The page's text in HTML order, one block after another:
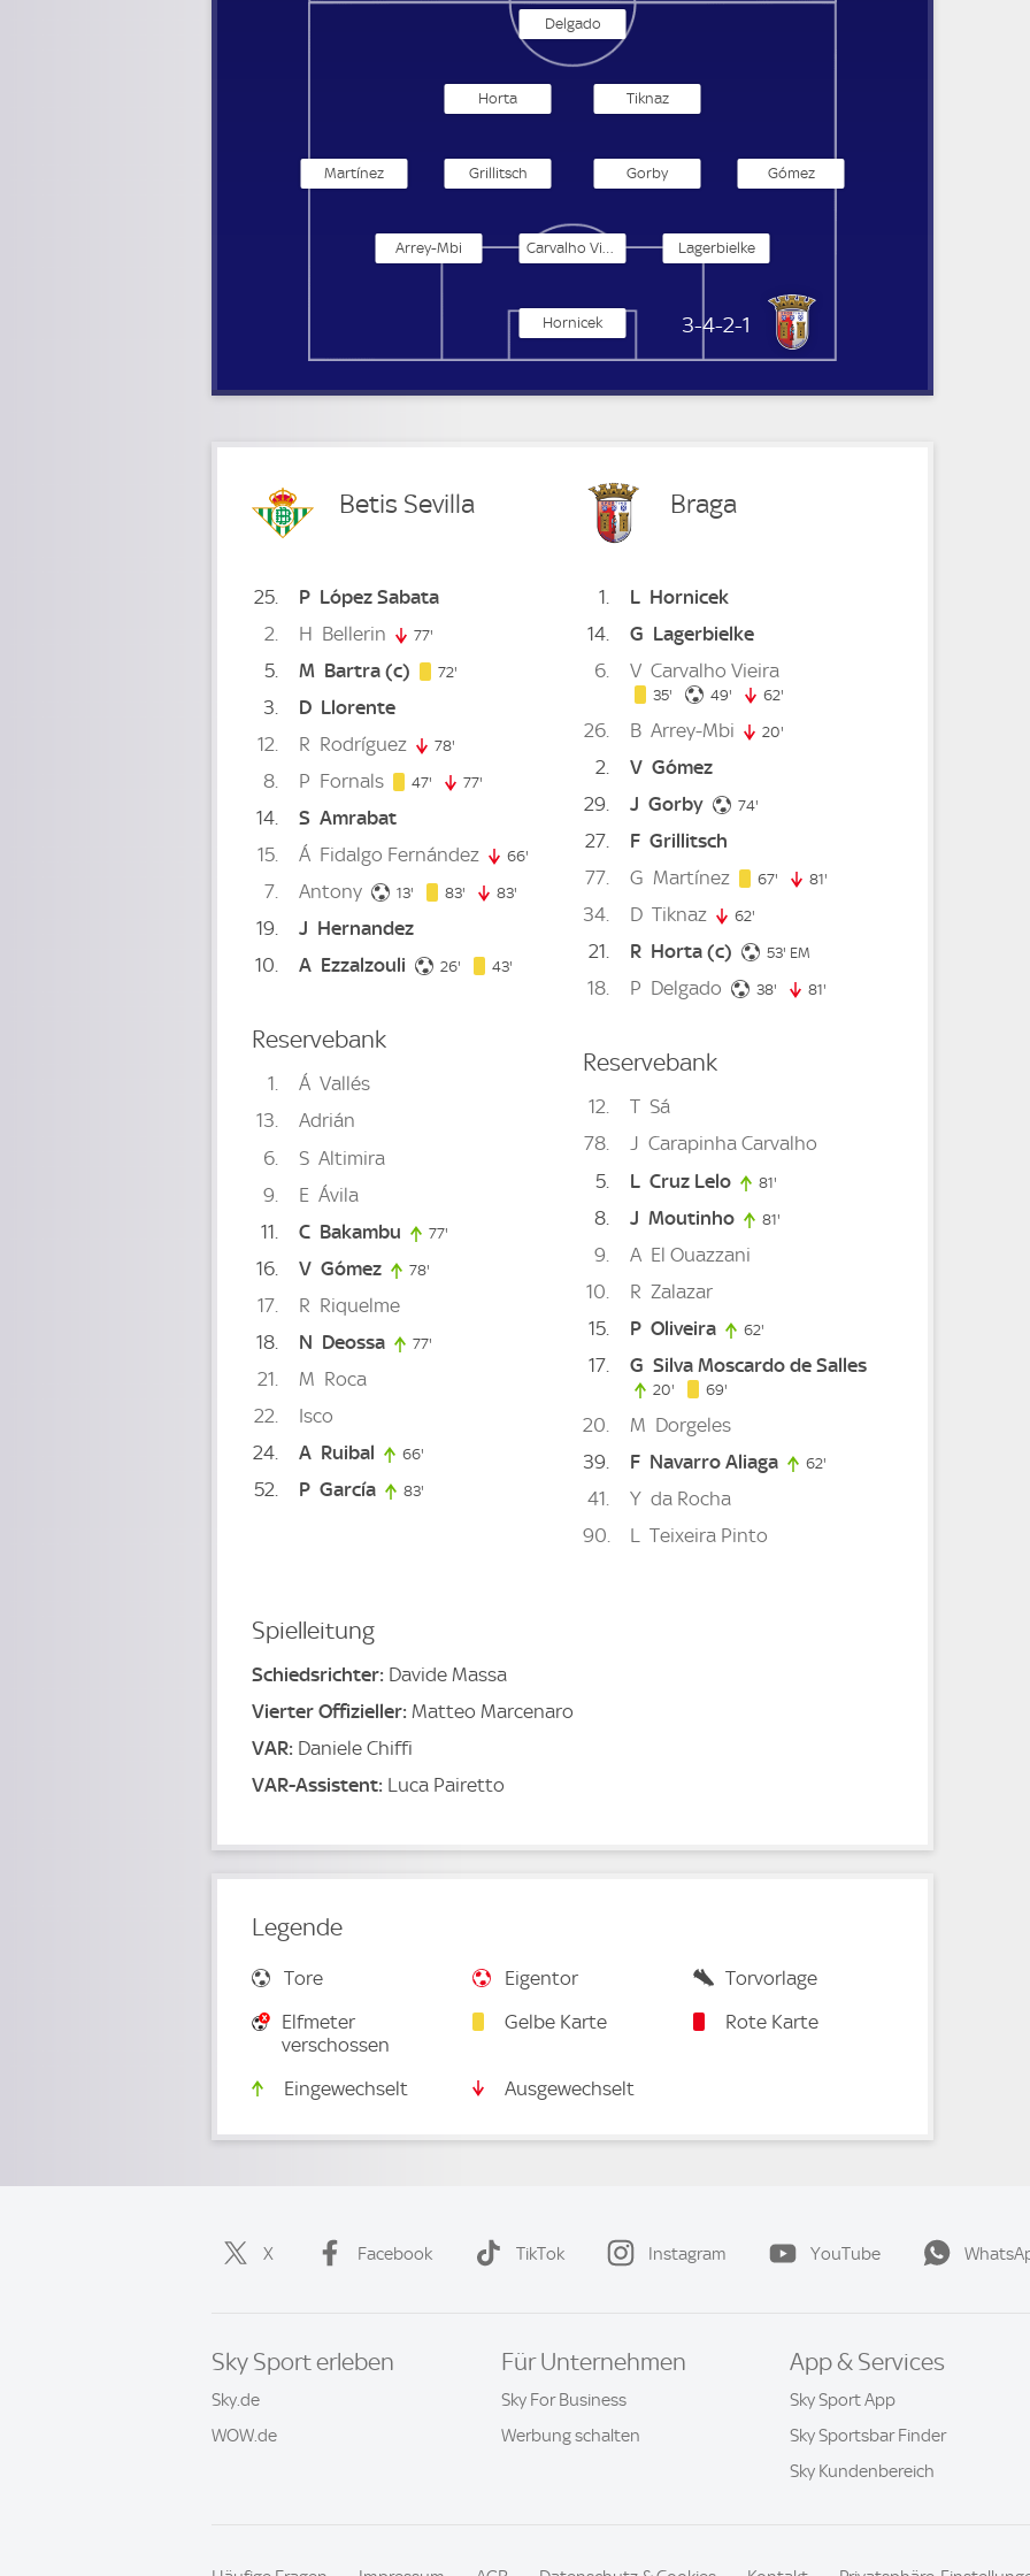
Sporting Braga
3-4-2-1
Hornicek
Lagerbielke
Carvalho Vieira
Arrey-Mbi
Gómez
Gorby
Grillitsch
Martínez
Tiknaz
Horta
Delgado
Betis Sevilla
25 P López Sabata
2
H Bellerin 77'
5 M Bartra(c) 72'
3 D Llorente
12
R Rodríguez 78'
8 P Fornals 47' 47. minute
77'
14 S Amrabat
15
Á Fidalgo Fernández 66'
7 Antony 13' 13. minute
83' 83. minute
83'
19 J Hernandez
10
A Ezzalzouli 26' 26. minute
43'
Reservebank
1 Á Vallés
13
Adrián
6
S Altimira
9
E Ávila
11
C Bakambu 77'
16 V Gómez 78'
17 R Riquelme
18
N Deossa 77'
21 M Roca
22
Isco
24
A Ruibal 66'
52 P García 83'
Braga
1 L Hornicek
14
G Lagerbielke
6
V Carvalho Vieira
35' 35. minute
49' 49. minute
62'
26 B Arrey-Mbi 20'
2 V Gómez
29
J Gorby 74'
27 F Grillitsch
77
G Martínez 67' 67. minute
81'
34 D Tiknaz 62'
21 R Horta(c) 53' 53. minute
EM
18 P Delgado 38' 38. minute
81'
Reservebank
12 T Sá
78
J Carapinha Carvalho
5
L Cruz Lelo 81'
8 J Moutinho 81'
9 A El Ouazzani
10
R Zalazar
15
P Oliveira 62'
17 G Silva Moscardo de Salles
20' 20. minute
69'
20 M Dorgeles
39
F Navarro Aliaga 62'
41 Y da Rocha
90
L Teixeira Pinto
Spielleitung
Schiedsrichter: Davide Massa
Vierter Offizieller: Matteo Marcenaro
VAR: Daniele Chiffi
VAR-Assistent: Luca Pairetto
Legende
Tore Eigentor
Torvorlage
Elfmeter
verschossen
Gelbe Karte Rote Karte
Eingewechselt Ausgewechselt
X Facebook TikTok Instagram YouTube
Sky Sport erleben
Sky.de
WOW.de
Für Unternehmen
Sky For Business
Werbung schalten
App & Services
Sky Sport App
Sky Sportsbar Finder
Sky Kundenbereich